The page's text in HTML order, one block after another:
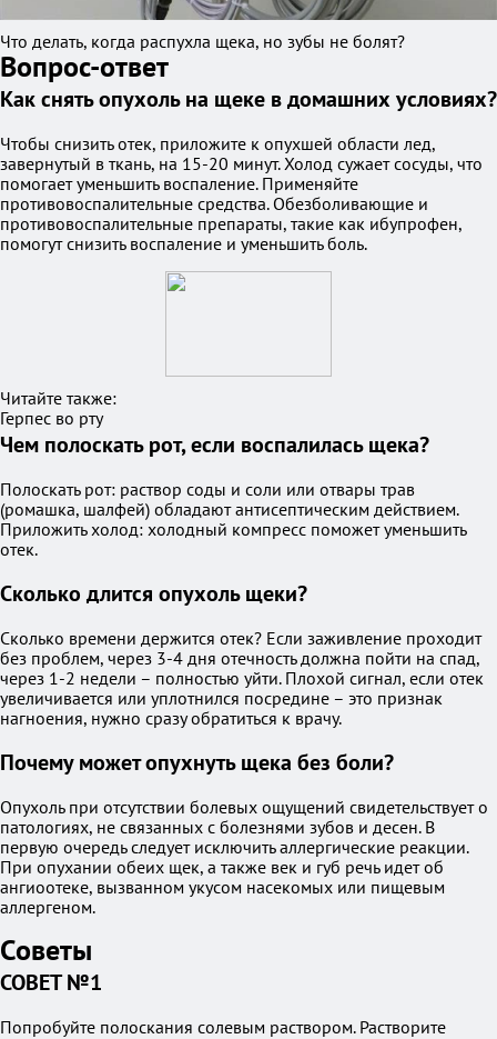
Что делать, когда распухла щека, но зубы не болят?
Вопрос-ответ
Как снять опухоль на щеке в домашних условиях?
Чтобы снизить отек, приложите к опухшей области лед,
завернутый в ткань, на 15-20 минут. Холод сужает сосуды, что
помогает уменьшить воспаление. Применяйте
противовоспалительные средства. Обезболивающие и
противовоспалительные препараты, такие как ибупрофен,
помогут снизить воспаление и уменьшить боль.
Читайте также:
Герпес во рту
Чем полоскать рот, если воспалилась щека?
Полоскать рот: раствор соды и соли или отвары трав
(ромашка, шалфей) обладают антисептическим действием.
Приложить холод: холодный компресс поможет уменьшить
отек.
Сколько длится опухоль щеки?
Сколько времени держится отек? Если заживление проходит
без проблем, через 3-4 дня отечность должна пойти на спад,
через 1-2 недели – полностью уйти. Плохой сигнал, если отек
увеличивается или уплотнился посредине – это признак
нагноения, нужно сразу обратиться к врачу.
Почему может опухнуть щека без боли?
Опухоль при отсутствии болевых ощущений свидетельствует о
патологиях, не связанных с болезнями зубов и десен. В
первую очередь следует исключить аллергические реакции.
При опухании обеих щек, а также век и губ речь идет об
ангиоотеке, вызванном укусом насекомых или пищевым
аллергеном.
Советы
СОВЕТ №1
Попробуйте полоскания солевым раствором. Растворите